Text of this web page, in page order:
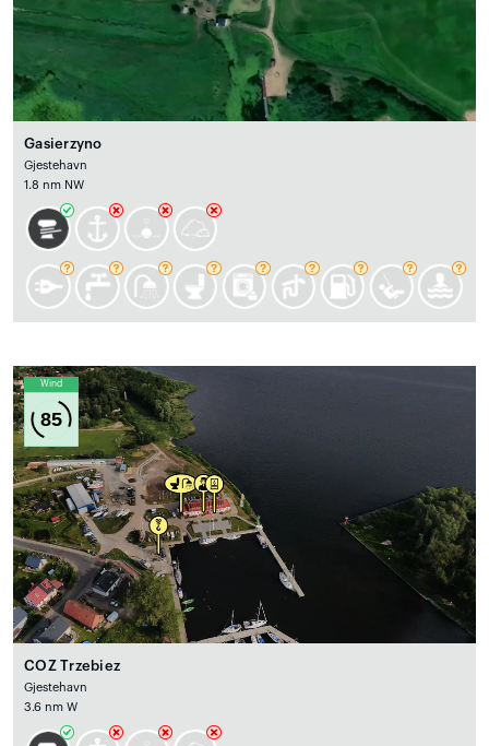
Gasierzyno
Gjestehavn
1.8 nm NW
Wind
85
COZ Trzebiez
Gjestehavn
3.6 nm W